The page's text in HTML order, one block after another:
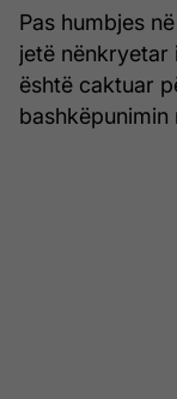
Pas humbjes
jetë nënkryetar
është caktuar
bashkëpunimin